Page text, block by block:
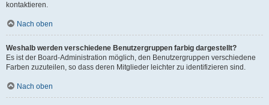
kontaktieren.
Nach oben
Weshalb werden verschiedene Benutzergruppen farbig dargestellt?
Es ist der Board-Administration möglich, den Benutzergruppen verschiedene
Farben zuzuteilen, so dass deren Mitglieder leichter zu identifizieren sind.
Nach oben